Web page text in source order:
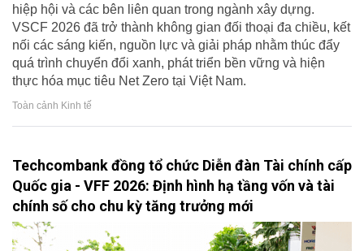
hiệp hội và các bên liên quan trong ngành xây dựng.
VSCF 2026 đã trở thành không gian đối thoại đa chiều, kết
nối các sáng kiến, nguồn lực và giải pháp nhằm thúc đẩy
quá trình chuyển đổi xanh, phát triển bền vững và hiện
thực hóa mục tiêu Net Zero tại Việt Nam.
Toàn cảnh Kinh tế
Techcombank đồng tổ chức Diễn đàn Tài chính cấp
Quốc gia - VFF 2026: Định hình hạ tầng vốn và tài
chính số cho chu kỳ tăng trưởng mới